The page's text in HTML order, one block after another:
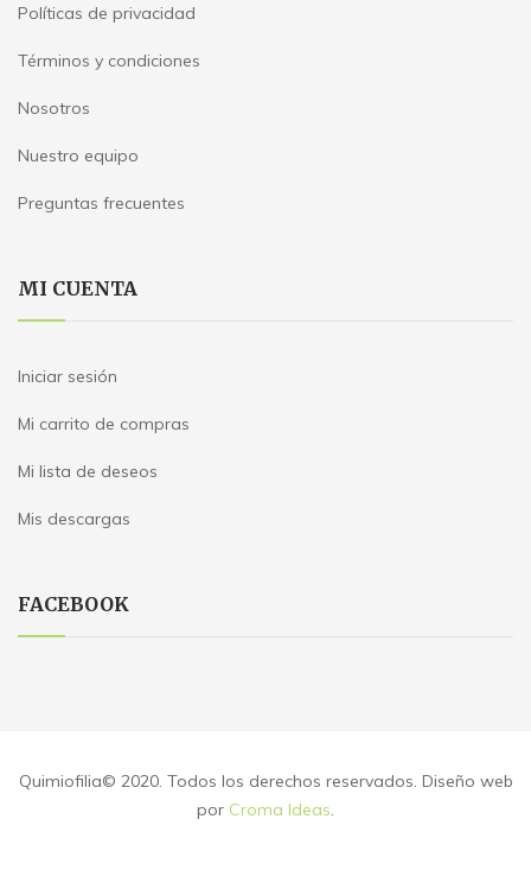
Políticas de privacidad
Términos y condiciones
Nosotros
Nuestro equipo
Preguntas frecuentes
MI CUENTA
Iniciar sesión
Mi carrito de compras
Mi lista de deseos
Mis descargas
FACEBOOK
Quimiofilia© 2020. Todos los derechos reservados. Diseño web
por Croma Ideas.